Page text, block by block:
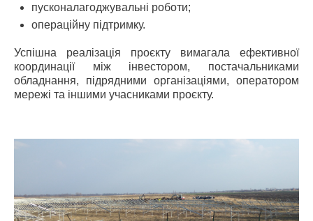
пусконалагоджувальні роботи;
операційну підтримку.
Успішна реалізація проєкту вимагала ефективної
координації між інвестором, постачальниками
обладнання, підрядними організаціями, оператором
мережі та іншими учасниками проєкту.